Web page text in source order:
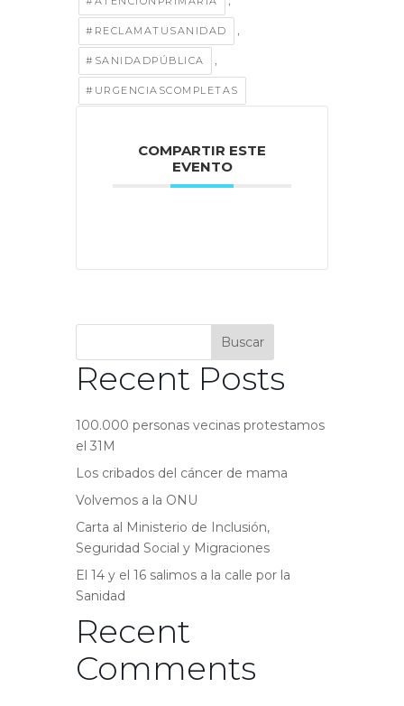
#RECLAMATUSANIDAD ,
#SANIDADPÚBLICA ,
#URGENCIASCOMPLETAS
COMPARTIR ESTE
EVENTO
Buscar
Recent Posts
100.000 personas vecinas protestamos
el 31M
Los cribados del cáncer de mama
Volvemos a la ONU
Carta al Ministerio de Inclusión,
Seguridad Social y Migraciones
El 14 y el 16 salimos a la calle por la
Sanidad
Recent
Comments